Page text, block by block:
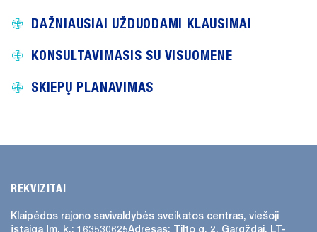
DAŽNIAUSIAI UŽDUODAMI KLAUSIMAI
KONSULTAVIMASIS SU VISUOMENE
SKIEPŲ PLANAVIMAS
REKVIZITAI
Klaipėdos rajono savivaldybės sveikatos centras, viešoji
įstaiga Įm. k.: 163530625Adresas: Tilto g. 2, Gargždai, LT-